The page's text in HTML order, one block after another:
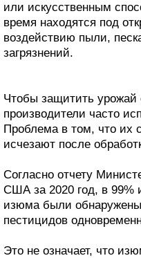
или искусственным
время находятся под
воздействию пыли,
загрязнений.
Чтобы защитить урожай
производители часто
Проблема в том, что их
исчезают после
Согласно отчету
США за 2020 год, в 99%
изюма были
пестицидов
Это не означает, что